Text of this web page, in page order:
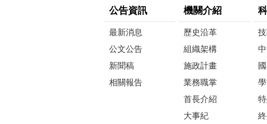
公告資訊
最新消息
公文公告
新聞稿
相關報告
機關介紹
歷史沿革
組織架構
施政計畫
業務職掌
首長介紹
大事紀